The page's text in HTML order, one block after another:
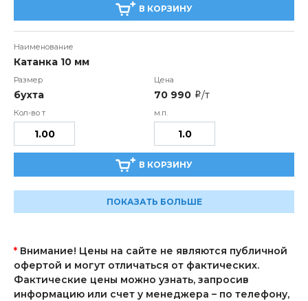
В КОРЗИНУ
Катанка 10 мм
бухта 70 990 i/т
В КОРЗИНУ
ПОКАЗАТЬ БОЛЬШЕ
* Внимание! Цены на сайте не являются публичной
офертой и могут отличаться от фактических.
Фактические цены можно узнать, запросив
информацию или счет у менеджера – по телефону,